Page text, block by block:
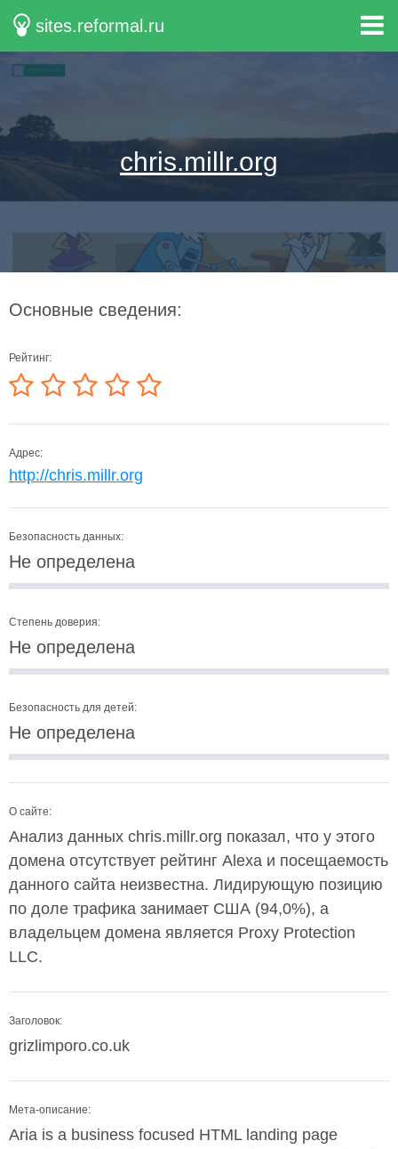
sites.reformal.ru
chris.millr.org
Основные сведения:
Рейтинг:
Адрес:
http://chris.millr.org
Безопасность данных:
Не определена
Степень доверия:
Не определена
Безопасность для детей:
Не определена
О сайте:
Анализ данных chris.millr.org показал, что у этого
домена отсутствует рейтинг Alexa и посещаемость
данного сайта неизвестна. Лидирующую позицию
по доле трафика занимает США (94,0%), а
владельцем домена является Proxy Protection
LLC.
Заголовок:
grizlimporo.co.uk
Мета-описание:
Aria is a business focused HTML landing page